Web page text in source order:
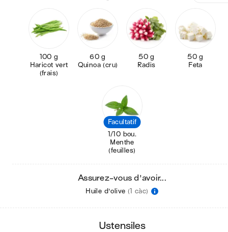
100 g
Haricot vert
(frais)
60 g
Quinoa (cru)
50 g
Radis
50 g
Feta
Facultatif
1/10 bou.
Menthe
(feuilles)
Assurez-vous d'avoir...
Huile d'olive (1 càc)
ustensiles